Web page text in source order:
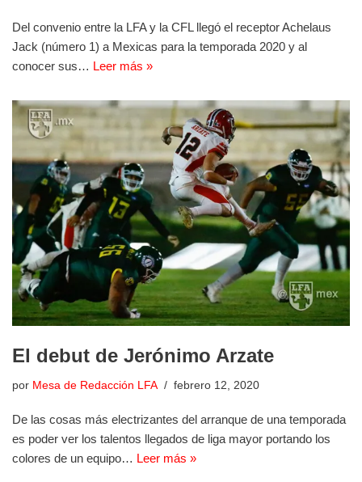
Del convenio entre la LFA y la CFL llegó el receptor Achelaus
Jack (número 1) a Mexicas para la temporada 2020 y al
conocer sus… Leer más »
El debut de Jerónimo Arzate
por Mesa de Redacción LFA febrero 12, 2020
De las cosas más electrizantes del arranque de una temporada
es poder ver los talentos llegados de liga mayor portando los
colores de un equipo… Leer más »